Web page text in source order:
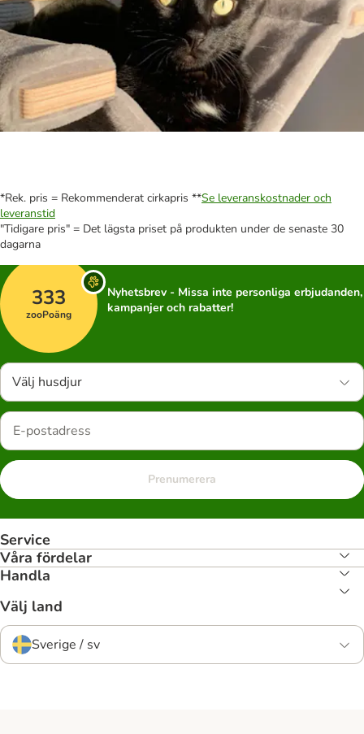
*Rek. pris = Rekommenderat cirkapris **Se leveranskostnader och
leveranstid
"Tidigare pris" = Det lägsta priset på produkten under de senaste 30
dagarna
333
zooPoäng
Nyhetsbrev - Missa inte personliga erbjudanden,
kampanjer och rabatter!
Välj husdjur
Prenumerera
Service
Våra fördelar
Handla
Välj land
Sverige / sv